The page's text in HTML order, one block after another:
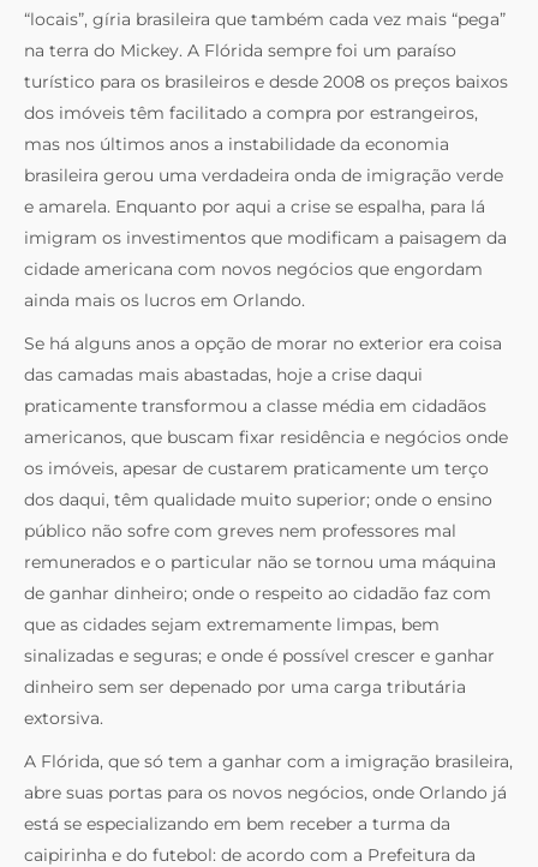
“locais”, gíria brasileira que também cada vez mais “pega”
na terra do Mickey. A Flórida sempre foi um paraíso
turístico para os brasileiros e desde 2008 os preços baixos
dos imóveis têm facilitado a compra por estrangeiros,
mas nos últimos anos a instabilidade da economia
brasileira gerou uma verdadeira onda de imigração verde
e amarela. Enquanto por aqui a crise se espalha, para lá
imigram os investimentos que modificam a paisagem da
cidade americana com novos negócios que engordam
ainda mais os lucros em Orlando.
Se há alguns anos a opção de morar no exterior era coisa
das camadas mais abastadas, hoje a crise daqui
praticamente transformou a classe média em cidadãos
americanos, que buscam fixar residência e negócios onde
os imóveis, apesar de custarem praticamente um terço
dos daqui, têm qualidade muito superior; onde o ensino
público não sofre com greves nem professores mal
remunerados e o particular não se tornou uma máquina
de ganhar dinheiro; onde o respeito ao cidadão faz com
que as cidades sejam extremamente limpas, bem
sinalizadas e seguras; e onde é possível crescer e ganhar
dinheiro sem ser depenado por uma carga tributária
extorsiva.
A Flórida, que só tem a ganhar com a imigração brasileira,
abre suas portas para os novos negócios, onde Orlando já
está se especializando em bem receber a turma da
caipirinha e do futebol: de acordo com a Prefeitura da